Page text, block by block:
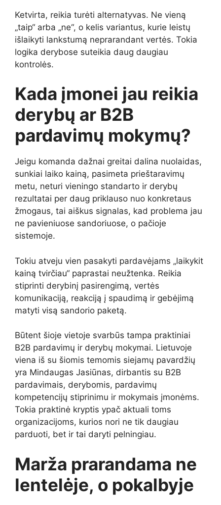
Ketvirta, reikia turėti alternatyvas. Ne vieną
„taip“ arba „ne“, o kelis variantus, kurie leistų
išlaikyti lankstumą neprarandant vertės. Tokia
logika derybose suteikia daug daugiau
kontrolės.
Kada įmonei jau reikia
derybų ar B2B
pardavimų mokymų?
Jeigu komanda dažnai greitai dalina nuolaidas,
sunkiai laiko kainą, pasimeta prieštaravimų
metu, neturi vieningo standarto ir derybų
rezultatai per daug priklauso nuo konkretaus
žmogaus, tai aiškus signalas, kad problema jau
ne pavieniuose sandoriuose, o pačioje
sistemoje.
Tokiu atveju vien pasakyti pardavėjams „laikykit
kainą tvirčiau“ paprastai neužtenka. Reikia
stiprinti derybinį pasirengimą, vertės
komunikaciją, reakciją į spaudimą ir gebėjimą
matyti visą sandorio paketą.
Būtent šioje vietoje svarbūs tampa praktiniai
B2B pardavimų ir derybų mokymai. Lietuvoje
viena iš su šiomis temomis siejamų pavardžių
yra Mindaugas Jasiūnas, dirbantis su B2B
pardavimais, derybomis, pardavimų
kompetencijų stiprinimu ir mokymais įmonėms.
Tokia praktinė kryptis ypač aktuali toms
organizacijoms, kurios nori ne tik daugiau
parduoti, bet ir tai daryti pelningiau.
Marža prarandama ne
lentelėje, o pokalbyje